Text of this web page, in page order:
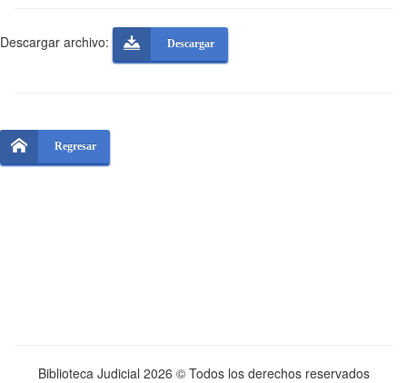
Descargar archivo: Descargar
Regresar
Biblioteca Judicial 2026 © Todos los derechos reservados